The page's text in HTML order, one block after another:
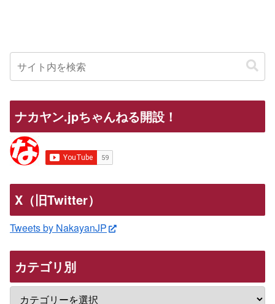
ナカヤン.jpちゃんねる開設！
X（旧Twitter）
Tweets by NakayanJP
カテゴリ別